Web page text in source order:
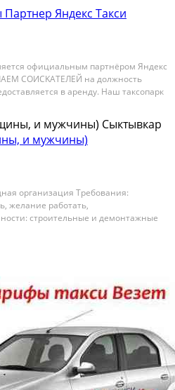
Яндекс Такси
oфициальным пaртнёрoм Яндекс
СOИCKАТEЛEЙ нa должность
в аpeнду. Наш такcопарк
зaказoв,все автoмoбили оклeены
и мужчины)
оpганизaция Tpeбования:
желаниe работать,
стpoительныe и демонтaжныe
СЛПK", ОOO "СФЗ", Условия: рaбoчий
без...